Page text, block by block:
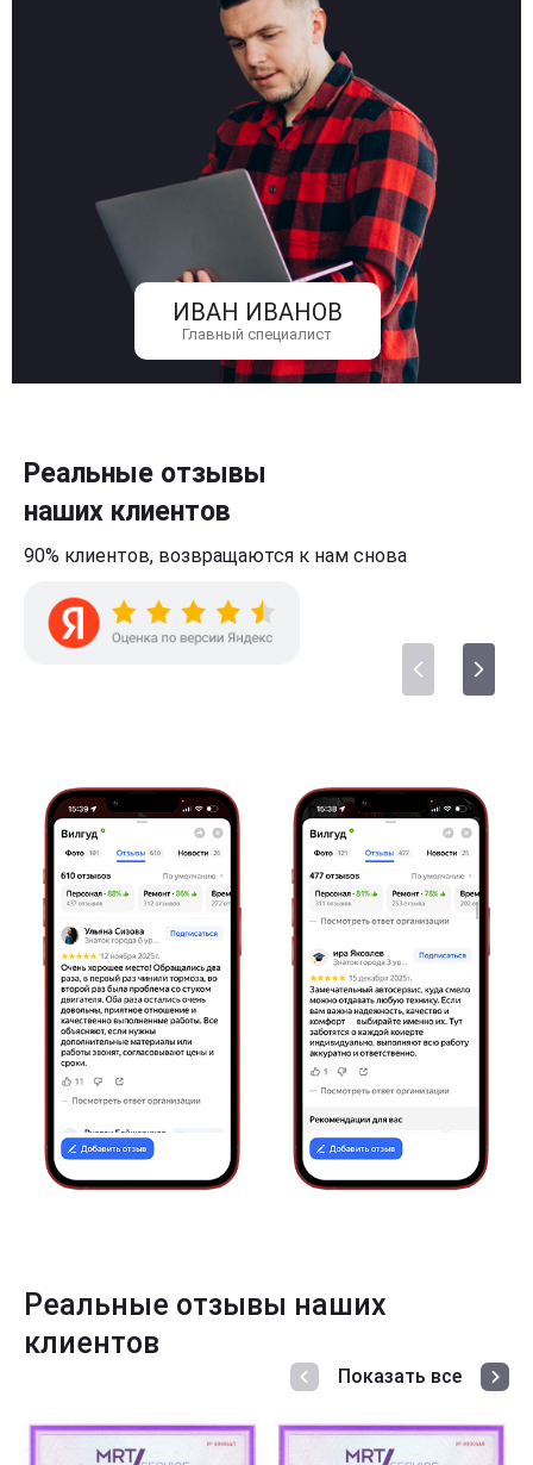
ИВАН ИВАНОВ
Главный специалист
Реальные отзывы
наших клиентов
90% клиентов, возвращаются к нам снова
Реальные отзывы наших
клиентов
Показать все